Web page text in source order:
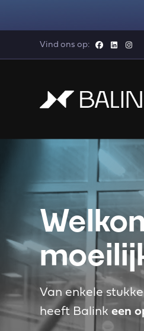
Vind ons op:
Van enkele
heeft Balinkeen